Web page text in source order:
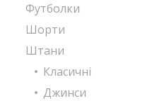
Футболки
Шорти
Штани
Класичні
Джинси